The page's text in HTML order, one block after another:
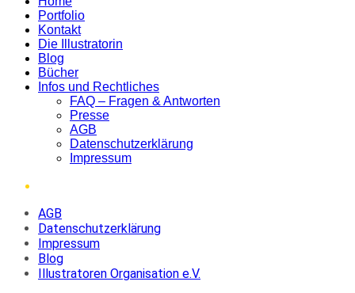
Portfolio
Kontakt
Die Illustratorin
Blog
Bücher
Infos und Rechtliches
FAQ – Fragen & Antworten
Presse
AGB
Datenschutzerklärung
Impressum
AGB
Datenschutzerklärung
Impressum
Blog
Illustratoren Organisation e.V.